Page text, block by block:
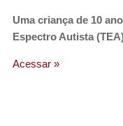
Uma criança de 10
Espectro Autista
Acessar »